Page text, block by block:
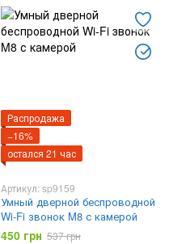
Распродажа
−16%
остался 21 час
Артикул: sp9159
Умный дверной беспроводной
Wi-Fi звонок M8 с камерой
450 грн 537 грн